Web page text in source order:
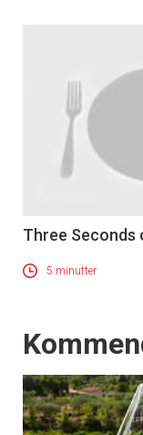
Vi tilbyr
kan fritt
tilsendt.
Three Seconds
5 minutter
Events